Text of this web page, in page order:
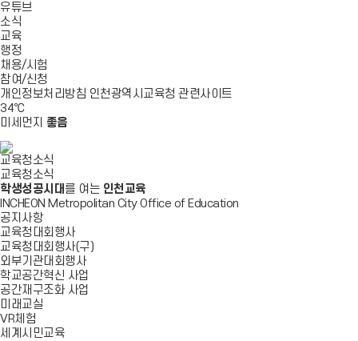
유튜브
소식
교육
행정
채용/시험
참여/신청
개인정보처리방침 인천광역시교육청 관련사이트
34℃
미세먼지 좋음
교육청소식
교육청소식
학생성공시대 를 여는 인천교육
INCHEON Metropolitan City Office of Education
공지사항
교육청대회행사
교육청대회행사(구)
외부기관대회행사
학교공간혁신 사업
공간재구조화 사업
미래교실
VR체험
세계시민교육